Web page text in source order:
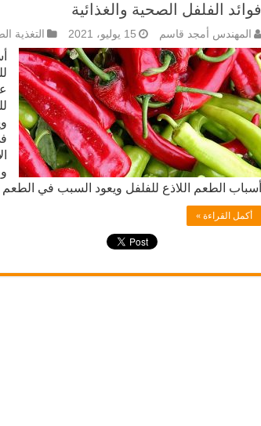
فوائد الفلفل الصحية والغذائية
المهندس أمجد قاسم 15 يوليو، 2021 التغذية
أسباب الطعم اللاذع للفلفل ويعود السبب في
أكمل القراءة »